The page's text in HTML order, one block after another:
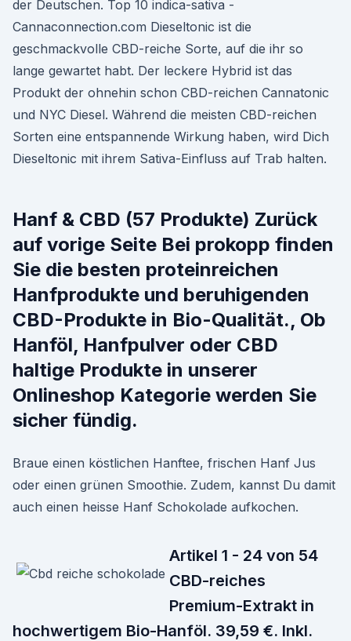
der Deutschen. Top 10 indica-sativa -
Cannaconnection.com Dieseltonic ist die
geschmackvolle CBD-reiche Sorte, auf die ihr so
lange gewartet habt. Der leckere Hybrid ist das
Produkt der ohnehin schon CBD-reichen Cannatonic
und NYC Diesel. Während die meisten CBD-reichen
Sorten eine entspannende Wirkung haben, wird Dich
Dieseltonic mit ihrem Sativa-Einfluss auf Trab halten.
Hanf & CBD (57 Produkte) Zurück
auf vorige Seite Bei prokopp finden
Sie die besten proteinreichen
Hanfprodukte und beruhigenden
CBD-Produkte in Bio-Qualität., Ob
Hanföl, Hanfpulver oder CBD
haltige Produkte in unserer
Onlineshop Kategorie werden Sie
sicher fündig.
Braue einen köstlichen Hanftee, frischen Hanf Jus
oder einen grünen Smoothie. Zudem, kannst Du damit
auch einen heisse Hanf Schokolade aufkochen.
Artikel 1 - 24 von 54
CBD-reiches
Premium-Extrakt in
hochwertigem Bio-Hanföl. 39,59 €. Inkl.